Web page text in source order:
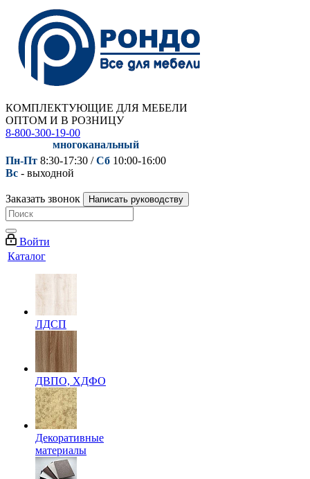
КОМПЛЕКТУЮЩИЕ ДЛЯ МЕБЕЛИ
ОПТОМ И В РОЗНИЦУ
8-800-300-19-00
многоканальный
Пн-Пт 8:30-17:30 /Сб 10:00-16:00
Вс - выходной
Заказать звонок Написать руководству
Войти
Каталог
ЛДСП
ДВПО, ХДФО
Декоративные
материалы